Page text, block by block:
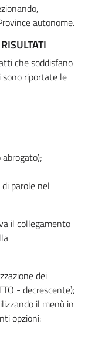
autonome.
che soddisfano
sono riportate le
parole nel
il collegamento
dei
- decrescente);
il menù in
opzioni: